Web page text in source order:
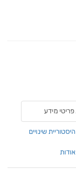
פריטי מידע
היסטוריית שינויים
אודות